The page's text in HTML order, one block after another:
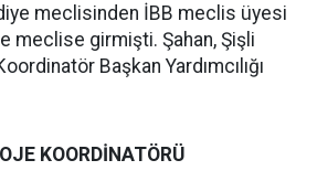
meclisinden İBB meclis üyesi
meclise girmişti. Şahan, Şişli
Başkan Yardımcılığı
KOORDİNATÖRÜ